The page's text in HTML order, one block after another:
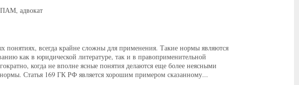
адвокат
всегда крайне сложны для применения. Такие нормы являются
как в юридической литературе, так и в правоприменительной
когда не вполне ясные понятия делаются еще более неясными
Статья 169 ГК РФ является хорошим примером сказанному...